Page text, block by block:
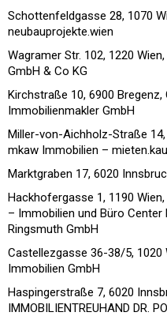
Schottenfeldgasse 28, 1070
neubauprojekte.wien
Wagramer Str. 102, 1220
GmbH & Co KG
Kirchstraße 10, 6900
Immobilienmakler GmbH
Miller-von-Aichholz-Straße
mkaw Immobilien –
Marktgraben 17, 6020
Hackhofergasse 1, 1190
– Immobilien und Büro
Ringsmuth GmbH
Castellezgasse 36-38/5, 1020
Immobilien GmbH
Haspingerstraße 7, 6020
IMMOBILIENTREUHAND DR.